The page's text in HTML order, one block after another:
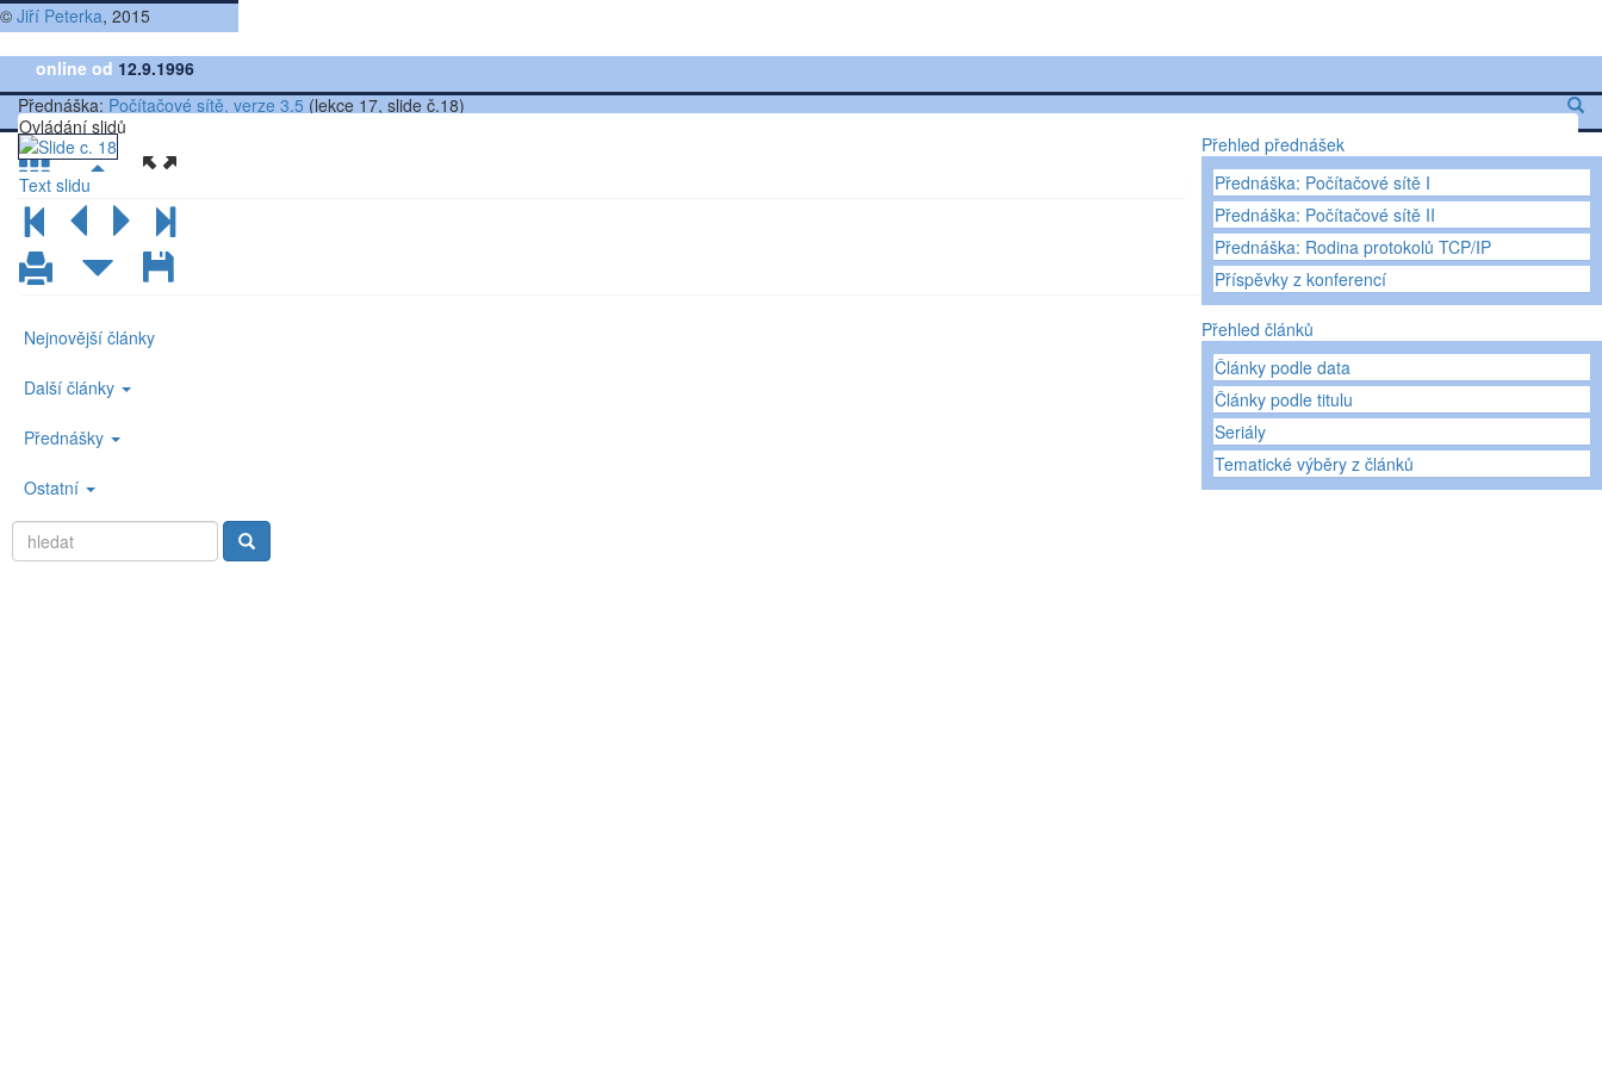
© Jiří Peterka, 2015
online od 12.9.1996
Ovládání slidů
Nejnovější články
Další články
Přednášky
Ostatní
Přednáška: Počítačové sítě, verze 3.5 (lekce 17, slide č.18)
Text slidu
Přehled přednášek
Přednáška: Počítačové sítě I
Přednáška: Počítačové sítě II
Přednáška: Rodina protokolů TCP/IP
Příspěvky z konferencí
Přehled článků
Články podle data
Články podle titulu
Seriály
Tematické výběry z článků